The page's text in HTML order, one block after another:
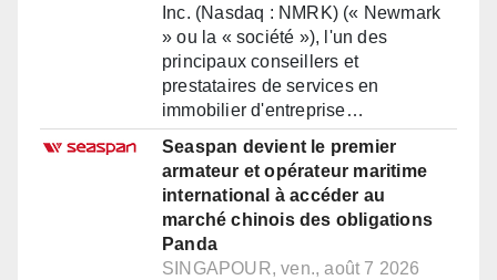
Inc. (Nasdaq : NMRK) (« Newmark
» ou la « société »), l'un des
principaux conseillers et
prestataires de services en
immobilier d'entreprise…
Seaspan devient le premier
armateur et opérateur maritime
international à accéder au
marché chinois des obligations
Panda
SINGAPOUR, ven., août 7 2026